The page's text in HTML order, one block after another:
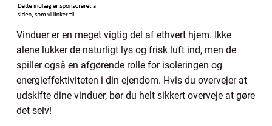
Vinduer er en meget vigtig del af ethvert hjem. Ikke
alene lukker de naturligt lys og frisk luft ind, men de
spiller også en afgørende rolle for isoleringen og
energieffektiviteten i din ejendom. Hvis du overvejer at
udskifte dine vinduer, bør du helt sikkert overveje at gøre
det selv!